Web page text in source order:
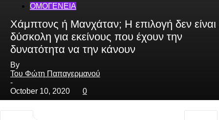
ΟΜΟΓΕΝΕΙΑ
Χάμπτονς ή Μανχάταν; Η επιλογή δεν είναι
δύσκολη για εκείνους που έχουν την
δυνατότητα να την κάνουν
By
Του Φώτη Παπαγερμανού
-
October 10, 2020
0